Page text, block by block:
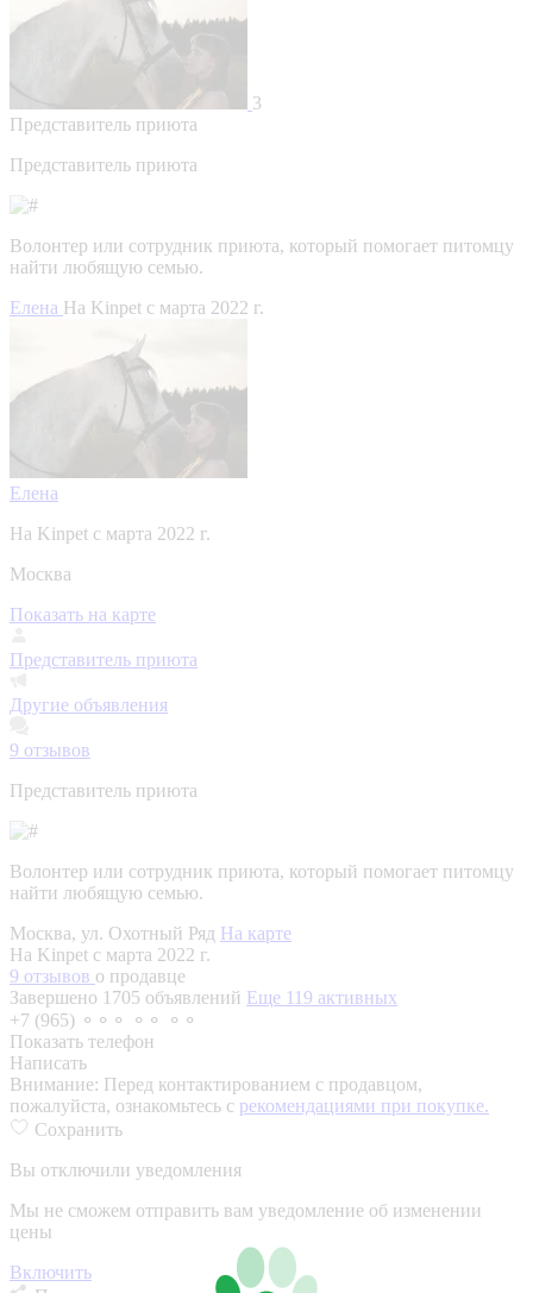
3
Представитель приюта
Представитель приюта
Волонтер или сотрудник приюта, который помогает питомцу
найти любящую семью.
Елена На Kinpet c марта 2022 г.
Елена
На Kinpet c марта 2022 г.
Москва
Показать на карте
Представитель приюта
Другие объявления
9 отзывов
Представитель приюта
Волонтер или сотрудник приюта, который помогает питомцу
найти любящую семью.
Москва, ул. Охотный Ряд На карте
На Kinpet c марта 2022 г.
9 отзывов о продавце
Завершено 1705 объявлений Еще 119 активных
+7 (965) ⚬⚬⚬ ⚬⚬ ⚬⚬
Показать телефон
Написать
Внимание: Перед контактированием с продавцом,
пожалуйста, ознакомьтесь с рекомендациями при покупке.
Сохранить
Вы отключили уведомления
Мы не сможем отправить вам уведомление об изменении
цены
Включить